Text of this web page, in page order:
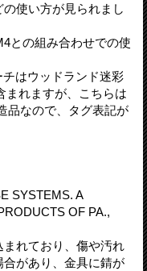
使い方が見られまし
との組み合わせでの使
はウッドランド迷彩
まれますが、こちらは
品なので、タグ表記が
SYSTEMS. A
OF PA.,
れており、傷や汚れ
があり、金具に錆が